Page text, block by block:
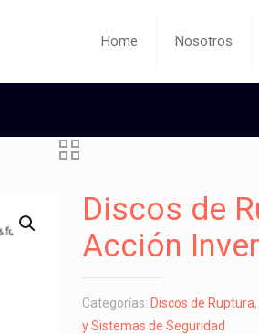
Home Nosotros
Discos de
Acción
Categorías: Discos de Ruptura
y Sistemas de Seguridad